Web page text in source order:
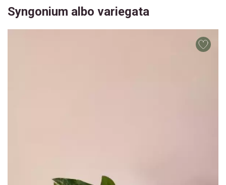
Syngonium albo variegata